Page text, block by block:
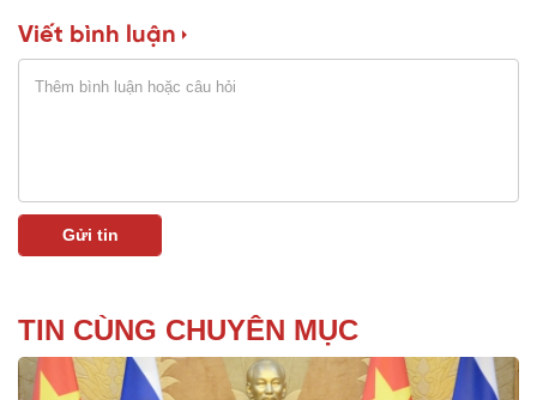
Viết bình luận
TIN CÙNG CHUYÊN MỤC